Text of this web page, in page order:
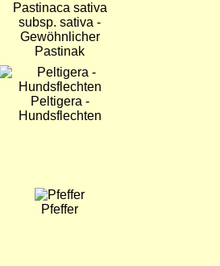
Pastinaca sativa
subsp. sativa -
Gewöhnlicher
Pastinak
Bild
Peltigera -
Hundsflechten
Pfeffer